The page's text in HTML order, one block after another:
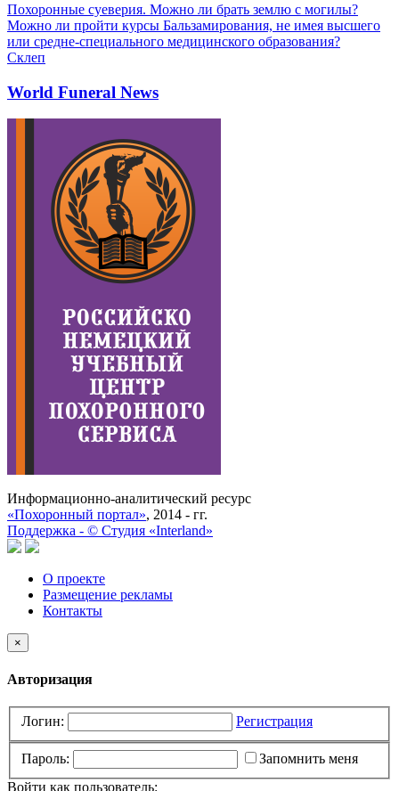
Похоронные суеверия. Можно ли брать землю с могилы?
Можно ли пройти курсы Бальзамирования, не имея высшего
или средне-специального медицинского образования?
Склеп
World Funeral News
Информационно-аналитический ресурс
«Похоронный портал», 2014 - гг.
Поддержка - © Cтудия «Interland»
О проекте
Размещение рекламы
Контакты
×
Авторизация
Логин: Регистрация
Пароль:
Запомнить меня
Войти как пользователь: